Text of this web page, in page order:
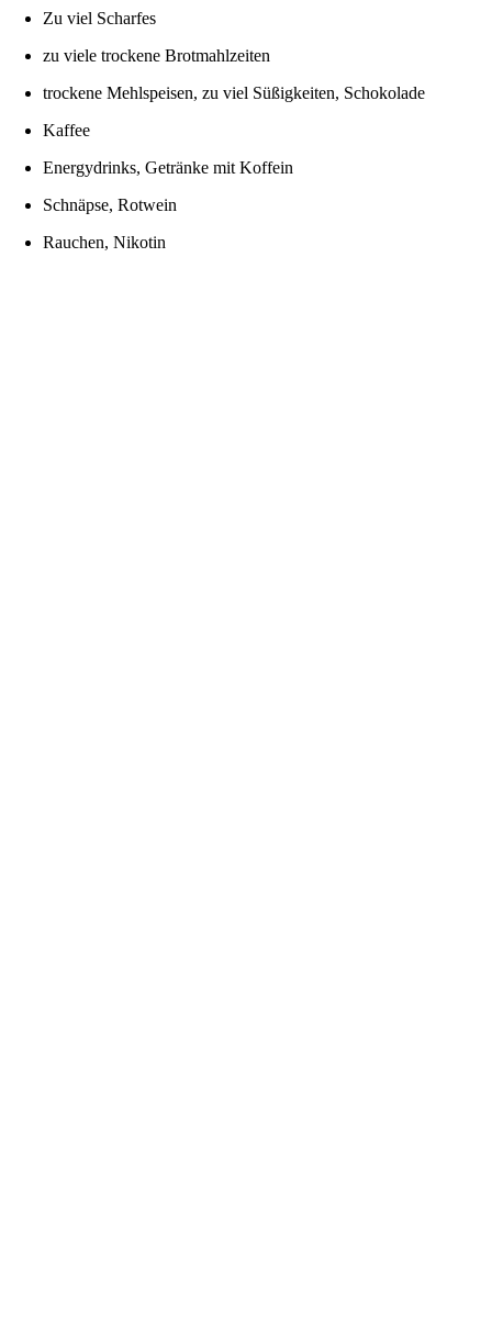
Zu viel Scharfes
zu viele trockene Brotmahlzeiten
trockene Mehlspeisen, zu viel Süßigkeiten, Schokolade
Kaffee
Energydrinks, Getränke mit Koffein
Schnäpse, Rotwein
Rauchen, Nikotin